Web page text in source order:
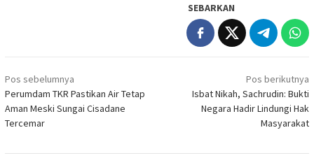
SEBARKAN
Navigasi
pos
Pos sebelumnya
Perumdam TKR Pastikan Air Tetap
Aman Meski Sungai Cisadane
Tercemar
Pos berikutnya
Isbat Nikah, Sachrudin: Bukti
Negara Hadir Lindungi Hak
Masyarakat